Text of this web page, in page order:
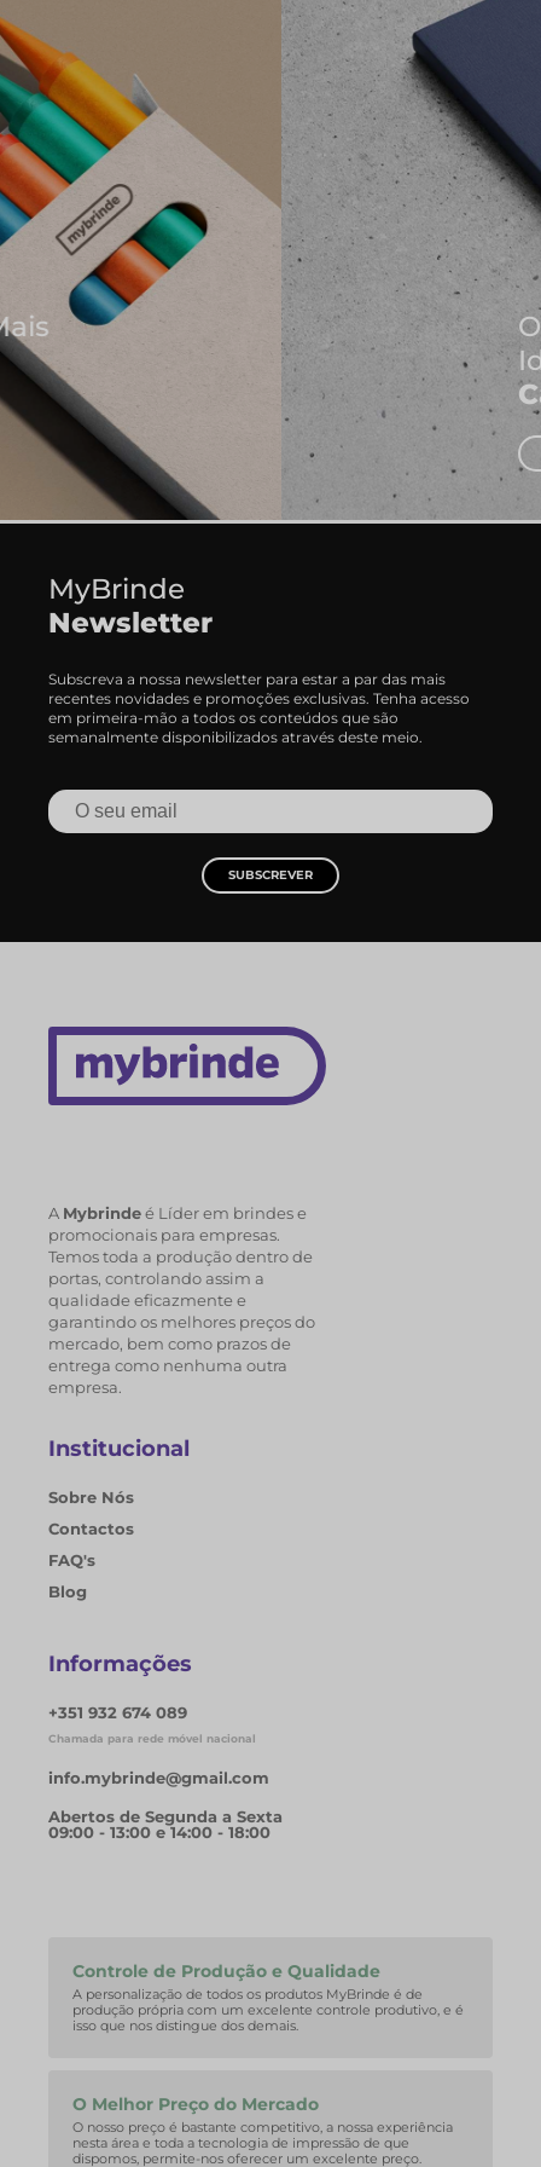
Onde Nascem As Melhores
Cadernos e Blocos de Notas
EXPLORAR CADERNOS
MyBrinde
Newsletter
Subscreva a nossa newsletter para estar a par das mais
recentes novidades e promoções exclusivas. Tenha acesso
em primeira-mão a todos os conteúdos que são
semanalmente disponibilizados através deste meio.
SUBSCREVER
A Mybrindeé Líder em brindes e
promocionais para empresas.
Temos toda a produção dentro de
portas, controlando assim a
qualidade eficazmente e
garantindo os melhores preços do
mercado, bem como prazos de
entrega como nenhuma outra
empresa.
Institucional
Sobre Nós
Contactos
FAQ's
Blog
Informações
+351 932 674 089
Chamada para rede móvel nacional
info.mybrinde@gmail.com
Abertos de Segunda a Sexta
09:00 - 13:00 e 14:00 - 18:00
Controle de Produção e Qualidade
A personalização de todos os produtos MyBrinde é de
produção própria com um excelente controle produtivo, e é
isso que nos distingue dos demais.
O Melhor Preço do Mercado
O nosso preço é bastante competitivo, a nossa experiência
nesta área e toda a tecnologia de impressão de que
dispomos, permite-nos oferecer um excelente preço.